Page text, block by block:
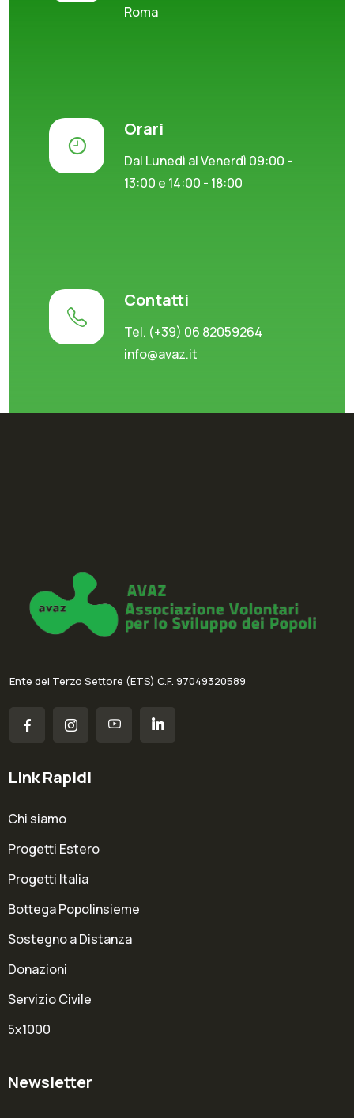
Roma
Orari
Dal Lunedì al Venerdì 09:00 -
13:00 e 14:00 - 18:00
Contatti
Tel. (+39) 06 82059264
info@avaz.it
Ente del Terzo Settore (ETS) C.F. 97049320589
Link Rapidi
Chi siamo
Progetti Estero
Progetti Italia
Bottega Popolinsieme
Sostegno a Distanza
Donazioni
Servizio Civile
5x1000
Newsletter